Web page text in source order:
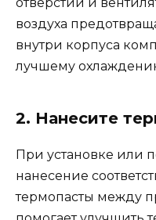
воздуха
внутри корпуса
лучшему
2. Нанесите
При установке или
нанесение
термопасты между